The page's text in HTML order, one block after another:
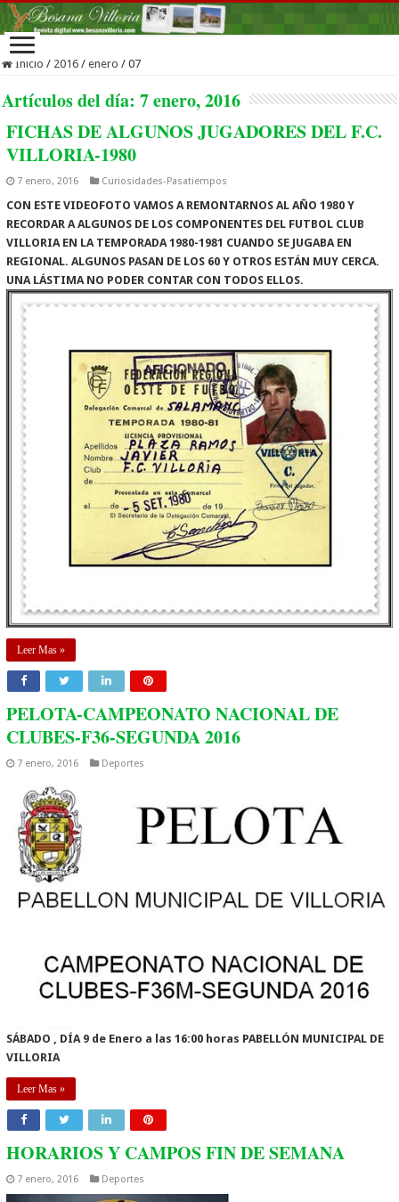
Inicio / 2016 / enero / 07
Artículos del día:7 enero, 2016
FICHAS DE ALGUNOS JUGADORES DEL F.C.
VILLORIA-1980
7 enero, 2016 Curiosidades-Pasatiempos
CON ESTE VIDEOFOTO VAMOS A REMONTARNOS AL AÑO 1980 Y
RECORDAR A ALGUNOS DE LOS COMPONENTES DEL FUTBOL CLUB
VILLORIA EN LA TEMPORADA 1980-1981 CUANDO SE JUGABA EN
REGIONAL. ALGUNOS PASAN DE LOS 60 Y OTROS ESTÁN MUY CERCA.
UNA LÁSTIMA NO PODER CONTAR CON TODOS ELLOS.
Leer Mas »
PELOTA-CAMPEONATO NACIONAL DE
CLUBES-F36-SEGUNDA 2016
7 enero, 2016 Deportes
SÁBADO , DÍA 9 de Enero a las 16:00 horas PABELLÓN MUNICIPAL DE
VILLORIA
Leer Mas »
HORARIOS Y CAMPOS FIN DE SEMANA
7 enero, 2016 Deportes